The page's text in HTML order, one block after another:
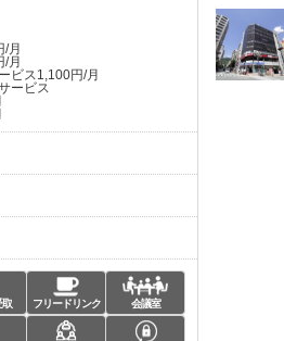
/月
/月
ビス1,100円/月
ービス
取 フリードリンク 会議室